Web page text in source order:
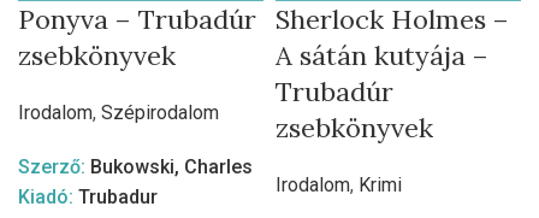
Ponyva – Trubadúr
zsebkönyvek
Irodalom, Szépirodalom
Szerző: Bukowski, Charles
Kiadó: Trubadur
Sherlock Holmes –
A sátán kutyája –
Trubadúr
zsebkönyvek
Irodalom, Krimi